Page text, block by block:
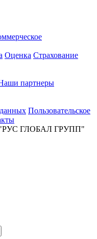
Оценка Страхование
партнеры
Пользовательское
"РУС ГЛОБАЛ ГРУПП"